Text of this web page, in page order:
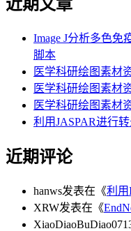
近期文章
Image J分析多色免
脚本
医学科研绘图素
医学科研绘图素材
医学科研绘图素材
利用JASPAR进行
近期评论
hanws发表在《利用
XRW发表在《